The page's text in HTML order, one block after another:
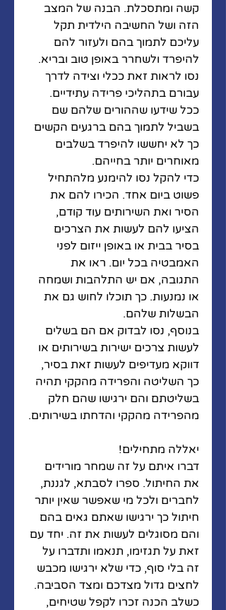
קשה ומתסכלת. הבנה של המצב
הזה ושל החשיבה הילדית תקל
עליכם לתמוך בהם ולעזור להם
להיפרד ולשחרר באופן טוב ובריא.
נסו לראות זאת ככלי וצידה לדרך
עבורם בתהליכי פרידה עתידיים.
ככל שידעו שההורים שלהם שם
בשביל לתמוך בהם ברגעים הקשים
כך לא יחששו להיפרד בשלבים
מאוחרים יותר בחייהם.
כדי להקל נסו להימנע מלהתחיל
פשוט ביום אחד. הכירו להם את
הסיר ואת השירותים עוד קודם,
הציעו להם לעשות את הצרכים
בסיר בבית או באופן ייזום לפני
האמבטיה בכל יום. ראו את
התגובה, אם יש התלהבות ושמחה
או נמנעות. כך תוכלו לחוש גם את
הבשלות שלהם.
בנוסף, נסו לבדוק אם הם בשלים
לעשות צרכים ישירות בשירותים או
דווקא מעדיפים לעשות זאת בסיר,
כך השליטה והפרידה מהקקי תהיה
בשליטתם והם ירגישו שהם חלק
מהפרידה מהקקי והדחתו בשירותים.
יאללה מתחילים!
דברו איתם על זה שמחר מורידים
את החיתול. ספרו לסבתא, לגננת,
לחברים ולכל מי שאפשר שאין יותר
חיתול כך ירגישו שאתם גאים בהם
והם מסוגלים לעשות את זה. יחד עם
זאת על תגזימו, תנאמו ותדברו על
זה בלי סוף, כדי שלא ירגישו מכבש
לחצים גדול מצדכם ומצד הסביבה.
כשלב הכנה זכרו לקפל שטיחים,